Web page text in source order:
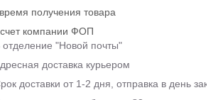
получения товара
компании ФОП
"Новой почты"
доставка курьером
доставки от 1-2 дня, отправка в день